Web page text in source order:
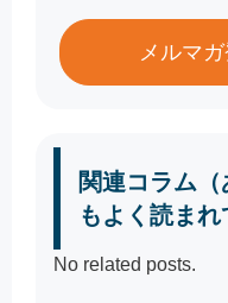
メルマ
関連コラム
もよく読まれ
No related posts.